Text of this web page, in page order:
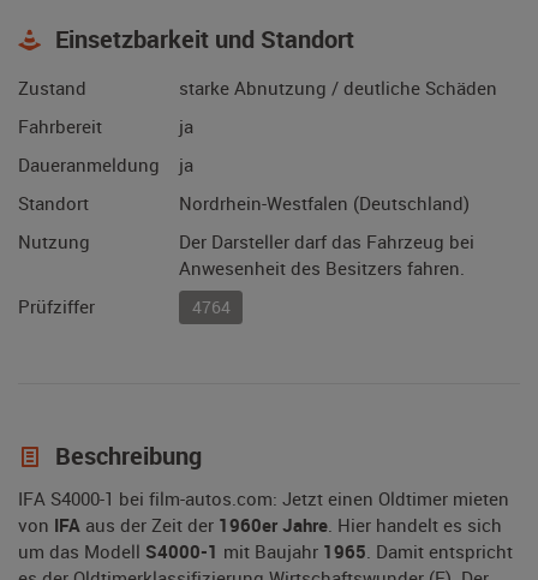
Einsetzbarkeit und Standort
Zustand
starke Abnutzung / deutliche Schäden
Fahrbereit
ja
Daueranmeldung
ja
Standort
Nordrhein-Westfalen (Deutschland)
Nutzung
Der Darsteller darf das Fahrzeug bei
Anwesenheit des Besitzers fahren.
Prüfziffer
4764
Beschreibung
IFA S4000-1 bei film-autos.com: Jetzt einen Oldtimer mieten
von IFA aus der Zeit der 1960er Jahre. Hier handelt es sich
um das Modell S4000-1 mit Baujahr 1965. Damit entspricht